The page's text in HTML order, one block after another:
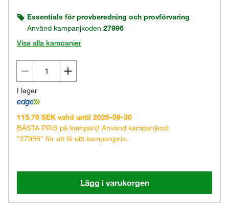
Essentials för provberedning och provförvaring
Använd kampanjkoden 27996
Visa alla kampanjer
I lager
115.76 SEK valid until 2026-09-30
BÄSTA PRIS på kampanj! Använd kampanjkod:
"27996" för att få ditt kampanjpris.
Lägg i varukorgen